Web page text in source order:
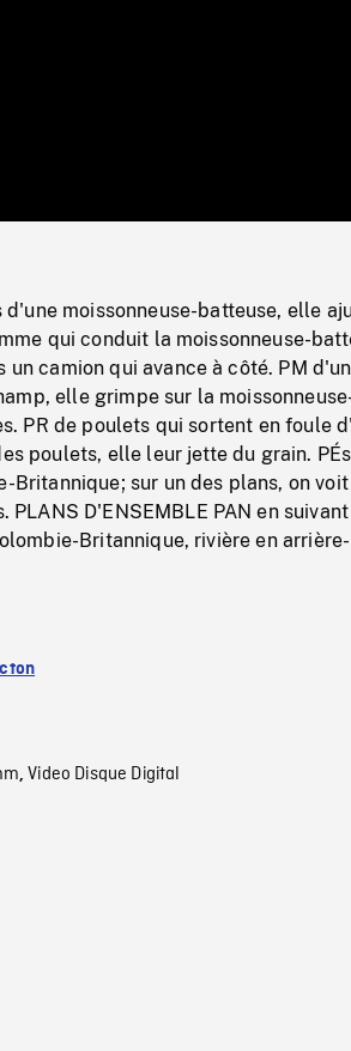
0%
moissonneuse-batteuse, elle
qui conduit la moissonneuse-
camion qui avance à côté. PM
elle grimpe sur la
PR de poulets qui sortent en foule
poulets, elle leur jette du grain.
Britannique; sur un des plans, on voit
D'ENSEMBLE PAN en
Britannique, rivière en
,Video Disque Digital